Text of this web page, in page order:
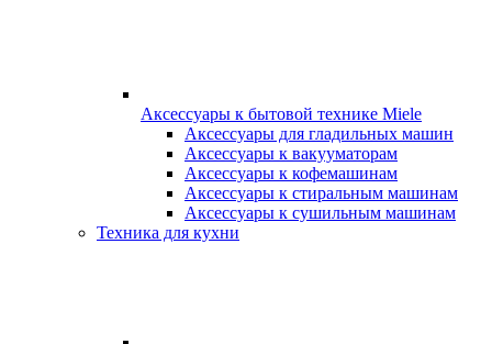
Аксессуары к бытовой технике Miele
Аксессуары для гладильных машин
Аксессуары к вакууматорам
Аксессуары к кофемашинам
Аксессуары к стиральным машинам
Аксессуары к сушильным машинам
Техника для кухни